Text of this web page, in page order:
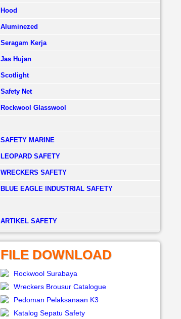
Hood
Aluminezed
Seragam Kerja
Jas Hujan
Scotlight
Safety Net
Rockwool Glasswool
SAFETY MARINE
LEOPARD SAFETY
WRECKERS SAFETY
BLUE EAGLE INDUSTRIAL SAFETY
­ARTIKEL SAFETY
FILE DOWNLOAD
Rockwool Surabaya
Wreckers Brousur Catalogue
Pedoman Pelaksanaan K3
Katalog Sepatu Safety